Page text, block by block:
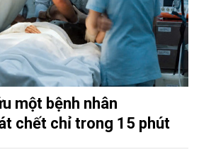
một bệnh nhân
chết chỉ trong 15 phút